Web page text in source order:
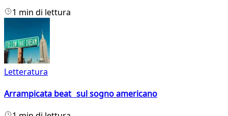
1 min di lettura
Letteratura
Arrampicata beat sul sogno americano